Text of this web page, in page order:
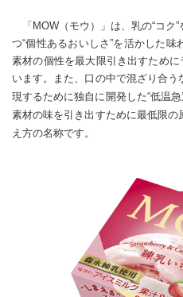
「MOW（モウ）」は、乳の“コク
つ“個性あるおいしさ”を活かした味
素材の個性を最大限引き出すため
います。また、口の中で混ざり合
現するために独自に開発した“低温
素材の味を引き出すために最低限
え方の名称です。